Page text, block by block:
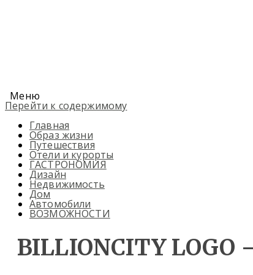
Меню
Перейти к содержимому
Главная
Образ жизни
Путешествия
Отели и курорты
ГАСТРОНОМИЯ
Дизайн
Недвижимость
Дом
Автомобили
ВОЗМОЖНОСТИ
BILLIONCITY